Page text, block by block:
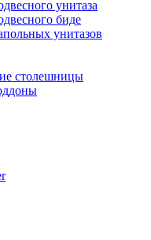
унитаза
биде
унитазов
столешницы